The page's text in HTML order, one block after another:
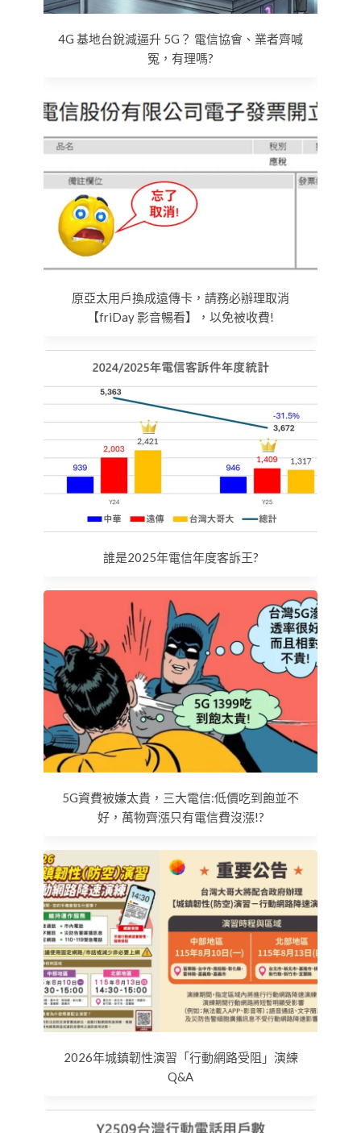
4G 基地台銳減逼升 5G？ 電信協會、業者齊喊
冤，有理嗎?
原亞太用戶換成遠傳卡，請務必辦理取消
【friDay 影音暢看】，以免被收費!
誰是2025年電信年度客訴王?
5G資費被嫌太貴，三大電信:低價吃到飽並不
好，萬物齊漲只有電信費沒漲!?
2026年城鎮韌性演習「行動網路受阻」演練
Q&A